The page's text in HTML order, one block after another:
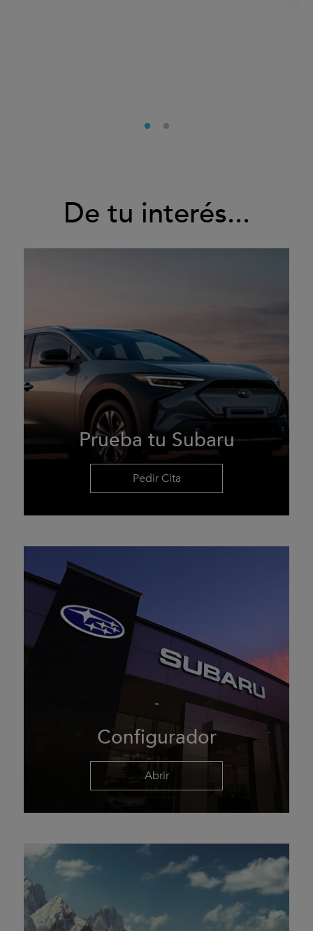
De tu interés...
Prueba tu Subaru
Pedir Cita
Configurador
Abrir